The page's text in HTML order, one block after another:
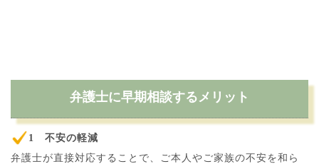
弁護士に早期相談するメリット
1 不安の軽減
弁護士が直接対応することで、ご本人やご家族の不安を和ら